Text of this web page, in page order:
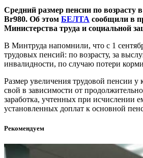
Средний размер пенсии по возрасту
Br980. Об этом БЕЛТА сообщили в
Министерства труда и социальной
В Минтруда напомнили, что с 1
трудовых пенсий: по возрасту, за
инвалидности, по случаю потери
Размер увеличения трудовой пенсии у
свой в зависимости от
заработка, учтенных при исчислении
установленных доплат к основной
Рекомендуем